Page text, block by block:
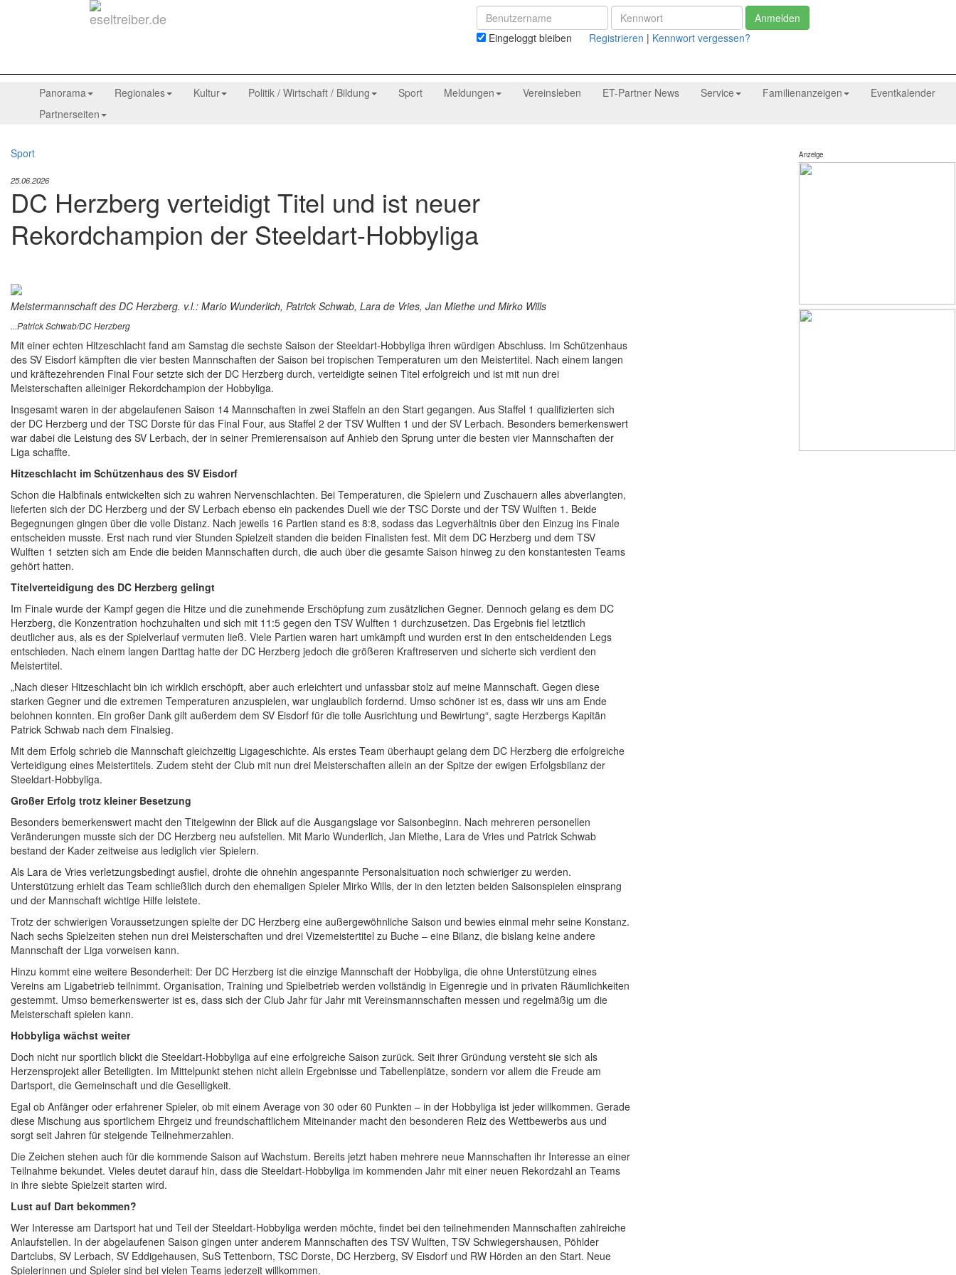
Anmelden
Eingeloggt bleiben Registrieren | Kennwort vergessen?
Panorama Regionales Kultur Politik / Wirtschaft / Bildung Sport Meldungen Vereinsleben ET-Partner News Service Familienanzeigen
Eventkalender
Partnerseiten
Sport
25.06.2026
DC Herzberg verteidigt Titel und ist neuer
Rekordchampion der Steeldart-Hobbyliga
Meistermannschaft des DC Herzberg. v.l.: Mario Wunderlich, Patrick Schwab, Lara de Vries, Jan Miethe und Mirko Wills
...Patrick Schwab/DC Herzberg
Mit einer echten Hitzeschlacht fand am Samstag die sechste Saison der Steeldart-Hobbyliga ihren würdigen Abschluss. Im Schützenhaus
des SV Eisdorf kämpften die vier besten Mannschaften der Saison bei tropischen Temperaturen um den Meistertitel. Nach einem langen
und kräftezehrenden Final Four setzte sich der DC Herzberg durch, verteidigte seinen Titel erfolgreich und ist mit nun drei
Meisterschaften alleiniger Rekordchampion der Hobbyliga.
Insgesamt waren in der abgelaufenen Saison 14 Mannschaften in zwei Staffeln an den Start gegangen. Aus Staffel 1 qualifizierten sich
der DC Herzberg und der TSC Dorste für das Final Four, aus Staffel 2 der TSV Wulften 1 und der SV Lerbach. Besonders bemerkenswert
war dabei die Leistung des SV Lerbach, der in seiner Premierensaison auf Anhieb den Sprung unter die besten vier Mannschaften der
Liga schaffte.
Hitzeschlacht im Schützenhaus des SV Eisdorf
Schon die Halbfinals entwickelten sich zu wahren Nervenschlachten. Bei Temperaturen, die Spielern und Zuschauern alles abverlangten,
lieferten sich der DC Herzberg und der SV Lerbach ebenso ein packendes Duell wie der TSC Dorste und der TSV Wulften 1. Beide
Begegnungen gingen über die volle Distanz. Nach jeweils 16 Partien stand es 8:8, sodass das Legverhältnis über den Einzug ins Finale
entscheiden musste. Erst nach rund vier Stunden Spielzeit standen die beiden Finalisten fest. Mit dem DC Herzberg und dem TSV
Wulften 1 setzten sich am Ende die beiden Mannschaften durch, die auch über die gesamte Saison hinweg zu den konstantesten Teams
gehört hatten.
Titelverteidigung des DC Herzberg gelingt
Im Finale wurde der Kampf gegen die Hitze und die zunehmende Erschöpfung zum zusätzlichen Gegner. Dennoch gelang es dem DC
Herzberg, die Konzentration hochzuhalten und sich mit 11:5 gegen den TSV Wulften 1 durchzusetzen. Das Ergebnis fiel letztlich
deutlicher aus, als es der Spielverlauf vermuten ließ. Viele Partien waren hart umkämpft und wurden erst in den entscheidenden Legs
entschieden. Nach einem langen Darttag hatte der DC Herzberg jedoch die größeren Kraftreserven und sicherte sich verdient den
Meistertitel.
„Nach dieser Hitzeschlacht bin ich wirklich erschöpft, aber auch erleichtert und unfassbar stolz auf meine Mannschaft. Gegen diese
starken Gegner und die extremen Temperaturen anzuspielen, war unglaublich fordernd. Umso schöner ist es, dass wir uns am Ende
belohnen konnten. Ein großer Dank gilt außerdem dem SV Eisdorf für die tolle Ausrichtung und Bewirtung“, sagte Herzbergs Kapitän
Patrick Schwab nach dem Finalsieg.
Mit dem Erfolg schrieb die Mannschaft gleichzeitig Ligageschichte. Als erstes Team überhaupt gelang dem DC Herzberg die erfolgreiche
Verteidigung eines Meistertitels. Zudem steht der Club mit nun drei Meisterschaften allein an der Spitze der ewigen Erfolgsbilanz der
Steeldart-Hobbyliga.
Großer Erfolg trotz kleiner Besetzung
Besonders bemerkenswert macht den Titelgewinn der Blick auf die Ausgangslage vor Saisonbeginn. Nach mehreren personellen
Veränderungen musste sich der DC Herzberg neu aufstellen. Mit Mario Wunderlich, Jan Miethe, Lara de Vries und Patrick Schwab
bestand der Kader zeitweise aus lediglich vier Spielern.
Als Lara de Vries verletzungsbedingt ausfiel, drohte die ohnehin angespannte Personalsituation noch schwieriger zu werden.
Unterstützung erhielt das Team schließlich durch den ehemaligen Spieler Mirko Wills, der in den letzten beiden Saisonspielen einsprang
und der Mannschaft wichtige Hilfe leistete.
Trotz der schwierigen Voraussetzungen spielte der DC Herzberg eine außergewöhnliche Saison und bewies einmal mehr seine Konstanz.
Nach sechs Spielzeiten stehen nun drei Meisterschaften und drei Vizemeistertitel zu Buche – eine Bilanz, die bislang keine andere
Mannschaft der Liga vorweisen kann.
Hinzu kommt eine weitere Besonderheit: Der DC Herzberg ist die einzige Mannschaft der Hobbyliga, die ohne Unterstützung eines
Vereins am Ligabetrieb teilnimmt. Organisation, Training und Spielbetrieb werden vollständig in Eigenregie und in privaten Räumlichkeiten
gestemmt. Umso bemerkenswerter ist es, dass sich der Club Jahr für Jahr mit Vereinsmannschaften messen und regelmäßig um die
Meisterschaft spielen kann.
Hobbyliga wächst weiter
Doch nicht nur sportlich blickt die Steeldart-Hobbyliga auf eine erfolgreiche Saison zurück. Seit ihrer Gründung versteht sie sich als
Herzensprojekt aller Beteiligten. Im Mittelpunkt stehen nicht allein Ergebnisse und Tabellenplätze, sondern vor allem die Freude am
Dartsport, die Gemeinschaft und die Geselligkeit.
Egal ob Anfänger oder erfahrener Spieler, ob mit einem Average von 30 oder 60 Punkten – in der Hobbyliga ist jeder willkommen. Gerade
diese Mischung aus sportlichem Ehrgeiz und freundschaftlichem Miteinander macht den besonderen Reiz des Wettbewerbs aus und
sorgt seit Jahren für steigende Teilnehmerzahlen.
Die Zeichen stehen auch für die kommende Saison auf Wachstum. Bereits jetzt haben mehrere neue Mannschaften ihr Interesse an einer
Teilnahme bekundet. Vieles deutet darauf hin, dass die Steeldart-Hobbyliga im kommenden Jahr mit einer neuen Rekordzahl an Teams
in ihre siebte Spielzeit starten wird.
Lust auf Dart bekommen?
Wer Interesse am Dartsport hat und Teil der Steeldart-Hobbyliga werden möchte, findet bei den teilnehmenden Mannschaften zahlreiche
Anlaufstellen. In der abgelaufenen Saison gingen unter anderem Mannschaften des TSV Wulften, TSV Schwiegershausen, Pöhlder
Dartclubs, SV Lerbach, SV Eddigehausen, SuS Tettenborn, TSC Dorste, DC Herzberg, SV Eisdorf und RW Hörden an den Start. Neue
Spielerinnen und Spieler sind bei vielen Teams jederzeit willkommen.
Anzeige